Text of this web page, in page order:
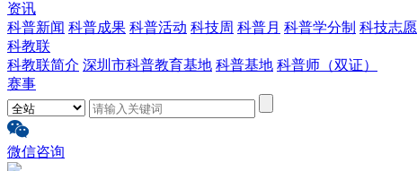
资讯
科普新闻 科普成果 科普活动 科技周 科普月 科普学分制 科技志愿
科教联
科教联简介 深圳市科普教育基地 科普基地 科普师（双证）
赛事
微信咨询